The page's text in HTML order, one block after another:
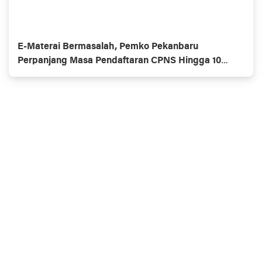
E-Materai Bermasalah, Pemko Pekanbaru
Perpanjang Masa Pendaftaran CPNS Hingga 10
September 2024